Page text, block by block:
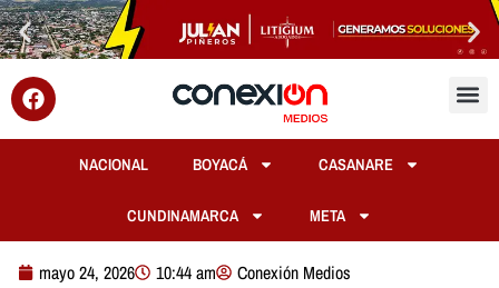
NACIONAL BOYACÁ CASANARE
CUNDINAMARCA META
mayo 24, 2026 10:44 am Conexión Medios